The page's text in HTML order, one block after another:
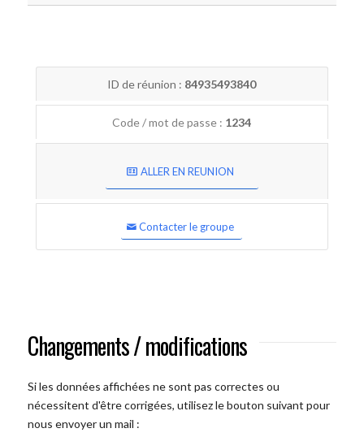
ID de réunion : 84935493840
Code / mot de passe : 1234
ALLER EN REUNION
Contacter le groupe
Changements / modifications
Si les données affichées ne sont pas correctes ou
nécessitent d'être corrigées, utilisez le bouton suivant pour
nous envoyer un mail :